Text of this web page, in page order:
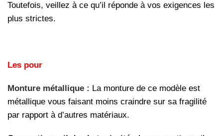
Toutefois, veillez à ce qu’il réponde à vos exigences les
plus strictes.
Les pour
Monture métallique : La monture de ce modèle est
métallique vous faisant moins craindre sur sa fragilité
par rapport à d’autres matériaux.